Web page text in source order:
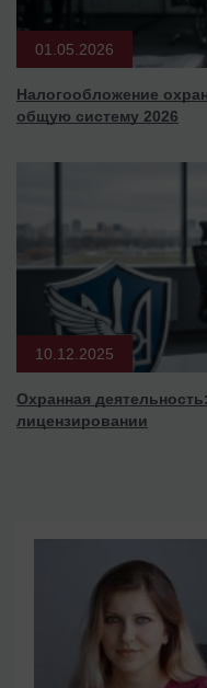
01.05.2026
Налогообложение
общую систему 2026
10.12.2025
Охранная
лицензировании